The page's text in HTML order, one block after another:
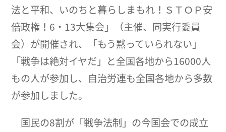
法と平和、いのちと暮らしまもれ！ＳＴＯＰ安
倍政権！6・13大集会」（主催、同実行委員
会）が開催され、「もう黙っていられない」
「戦争は絶対イヤだ」と全国各地から16000人
もの人が参加し、自治労連も全国各地から多数
が参加しました。
国民の8割が「戦争法制」の今国会での成立